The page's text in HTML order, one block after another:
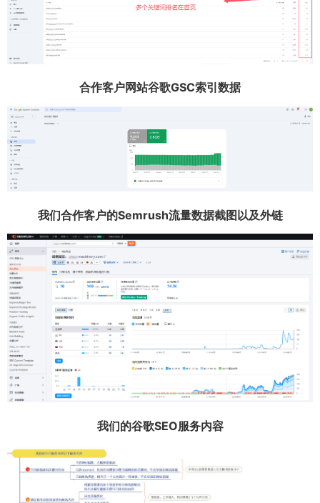
合作客户网站谷歌GSC索引数据
我们合作客户的Semrush流量数据截图以及外链
我们的谷歌SEO服务内容